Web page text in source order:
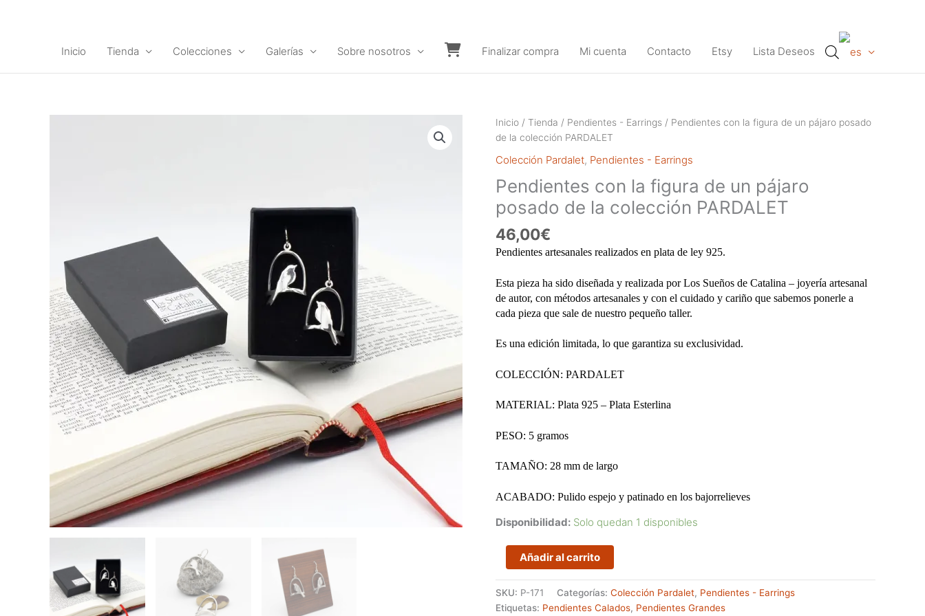
Inicio
Tienda Colecciones Galerías
Sobre nosotros
Carrito
Finalizar compra Mi cuenta Contacto Etsy Lista Deseos
Inicio / Tienda / Pendientes - Earrings / Pendientes con la figura de un pájaro posado
de la colección PARDALET
Colección Pardalet, Pendientes - Earrings
Pendientes con la figura de un pájaro
posado de la colección PARDALET
46,00€
Pendientes artesanales realizados en plata de ley 925.
Esta pieza ha sido diseñada y realizada por Los Sueños de Catalina – joyería artesanal
de autor, con métodos artesanales y con el cuidado y cariño que sabemos ponerle a
cada pieza que sale de nuestro pequeño taller.
Es una edición limitada, lo que garantiza su exclusividad.
COLECCIÓN: PARDALET
MATERIAL: Plata 925 – Plata Esterlina
PESO: 5 gramos
TAMAÑO: 28 mm de largo
ACABADO: Pulido espejo y patinado en los bajorrelieves
Disponibilidad: Solo quedan 1 disponibles
Pendientes
con
la
figura
de
Añadir al carrito
SKU: P-171 Categorías: Colección Pardalet, Pendientes - Earrings
Etiquetas: Pendientes Calados, Pendientes Grandes